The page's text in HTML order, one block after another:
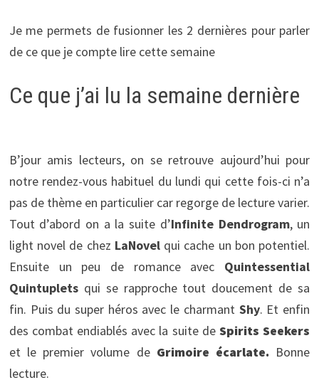
Je me permets de fusionner les 2 dernières pour parler
de ce que je compte lire cette semaine
Ce que j’ai lu la semaine dernière
B’jour amis lecteurs, on se retrouve aujourd’hui pour
notre rendez-vous habituel du lundi qui cette fois-ci n’a
pas de thème en particulier car regorge de lecture varier.
Tout d’abord on a la suite d’Infinite Dendrogram, un
light novel de chez LaNovel qui cache un bon potentiel.
Ensuite un peu de romance avec Quintessential
Quintupletsqui se rapproche tout doucement de sa
fin. Puis du super héros avec le charmant Shy. Et enfin
des combat endiablés avec la suite deSpirits Seekers
et le premier volume de Grimoire écarlate. Bonne
lecture.